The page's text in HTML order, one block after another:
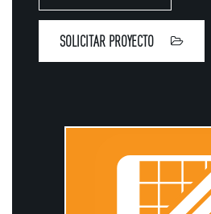
SOLICITAR PROYECTO